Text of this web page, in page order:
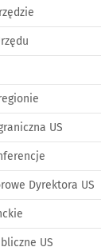
US
Dyrektora US
US